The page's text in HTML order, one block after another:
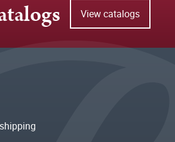
View catalogs